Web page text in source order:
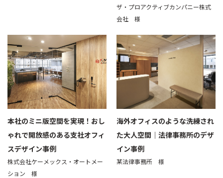
ザ・プロアクティブカンパニー株式
会社 様
本社のミニ版空間を実現！おし
ゃれで開放感のある支社オフィ
スデザイン事例
株式会社ケーメックス・オートメー
ション 様
海外オフィスのような洗練され
た大人空間｜法律事務所のデザ
イン事例
某法律事務所 様